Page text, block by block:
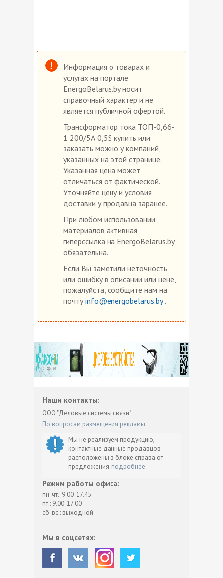
Информация о товарах и
услугах на портале
EnergoBelarus.by носит
справочный характер и не
является публичной офертой.
Трансформатор тока ТОП-0,66-
1 200/5А 0,5S купить или
заказать можно у компаний,
указанных на этой странице.
Указанная цена может
отличаться от фактической.
Уточняйте цену и условия
доставки у продавца заранее.
При любом использовании
материалов активная
гиперссылка на EnergoBelarus.by
обязательна.
Если Вы заметили неточность
или ошибку в описании или цене,
пожалуйста, сообщите нам на
почту info@energobelarus.by.
Наши контакты:
ООО "Деловые системы связи"
По вопросам размещения рекламы
Мы не реализуем продукцию,
контактные данные продавцов
расположены в блоке справа от
предложения. подробнее
Режим работы офиса:
пн-чт.: 9.00-17.45
пт.: 9.00-17.00
сб-вс.: выходной
Мы в соцсетях: